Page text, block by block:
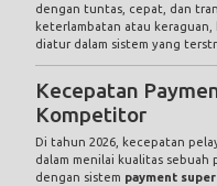
dengan tuntas, cepat, dan
keterlambatan atau keraguan,
diatur dalam sistem yang
Kecepatan
Kompetitor
Di tahun 2026, kecepatan
dalam menilai kualitas
dengan sistem payment